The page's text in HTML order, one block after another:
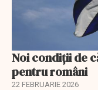
Noi condiții de
pentru români
22 FEBRUARIE 2026